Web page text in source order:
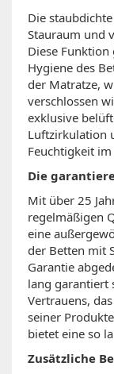
Die
Stauraum und
Diese
Hygiene des
der Matratze,
verschlossen
exklusive
Luftzirkulation
Feuchtigkeit
Die
Mit über 25
regelmäßigen
eine
der Betten mit
Garantie
lang garantiert
Vertrauens,
seiner
bietet eine so
Zusätzliche